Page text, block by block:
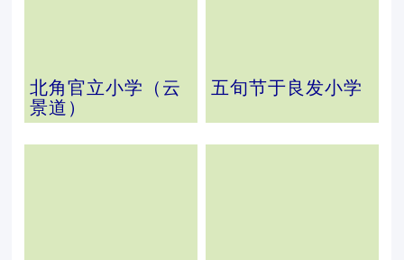
北角官立小学（云
景道）
五旬节于良发小学